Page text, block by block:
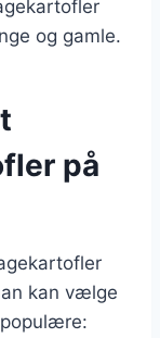
og gamle.
på
kan vælge